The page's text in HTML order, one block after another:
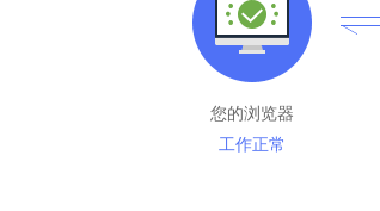
您的浏览器
工作正常